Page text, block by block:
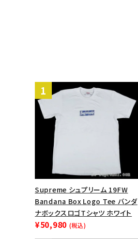
Supreme シュプリーム 19FW
Bandana Box Logo Tee バンダ
ナボックスロゴTシャツ ホワイト
¥50,980 (税込)